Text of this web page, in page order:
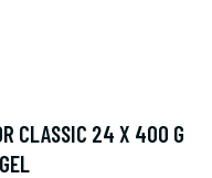
CLASSIC 24 X 400 G